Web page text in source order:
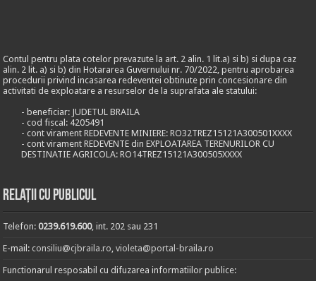
Contul pentru plata cotelor prevazute la art. 2 alin. 1 lit.a) si b) si dupa caz
alin. 2 lit. a) si b) din Hotararea Guvernului nr. 70/2022, pentru aprobarea
procedurii privind incasarea redeventei obtinute prin concesionare din
activitati de exploatare a resurselor de la suprafata ale statului:
- beneficiar: JUDETUL BRAILA
- cod fiscal: 4205491
- cont virament REDEVENTE MINIERE: RO32TREZ15121A300501XXXX
- cont virament REDEVENTE din EXPLOATAREA TERENURILOR CU
DESTINATIE AGRICOLA: RO14TREZ15121A300505XXXX
Relații cu publicul
Telefon:0239.619.600, int. 202 sau 231
E-mail:consiliu@cjbraila.ro,violeta@portal-braila.ro
Functionarul resposabil cu difuzarea informatiilor publice: